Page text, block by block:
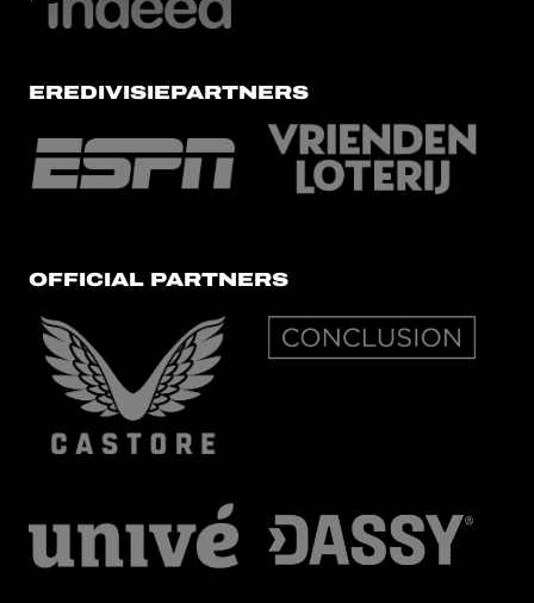
EREDIVISIEPARTNERS
OFFICIAL PARTNERS